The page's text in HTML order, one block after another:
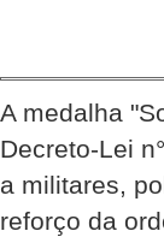
A medalha
Decreto-Lei
a militares,
reforço da